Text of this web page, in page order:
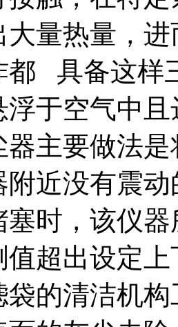
大量热量，
都 具备这样
浮于空气中
要做法是
附近没有震
塞时，该仪
值超出设定
袋的清洁机